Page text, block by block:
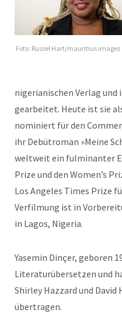
Foto: Russel Hart/mauritius images
nigerianischen Verlag
gearbeitet. Heute ist sie
nominiert für den
ihr Debütroman »Meine
weltweit ein fulminanter
Prize und den Women’s
Los Angeles Times Prize
Verfilmung ist in
in Lagos, Nigeria.
Yasemin Dinçer, geboren
Literaturübersetzen und
Shirley Hazzard und David
übertragen.